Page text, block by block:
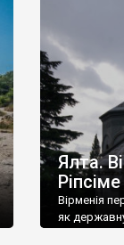
виробляє
легке біле
Ялта.
Ріпсіме
Вірменія
як